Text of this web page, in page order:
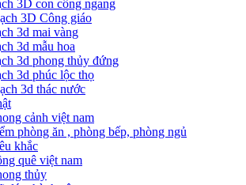
3D con công ngang
3D Công giáo
3d mai vàng
3d mẫu hoa
3d phong thủy đứng
3d phúc lộc thọ
3d thác nước
cảnh việt nam
phòng ăn , phòng bếp, phòng ngủ
khắc
quê việt nam
thủy